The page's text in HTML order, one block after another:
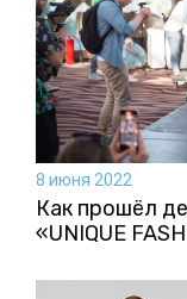
8 июня 2022
Как прошёл
«UNIQUE